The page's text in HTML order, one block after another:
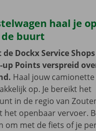
haal je
buurt
de Dockx Service Shops
up Points verspreid
Haal jouw
op. Je bereikt het
in de regio van
het openbaar vervoer.
om met de fiets of je